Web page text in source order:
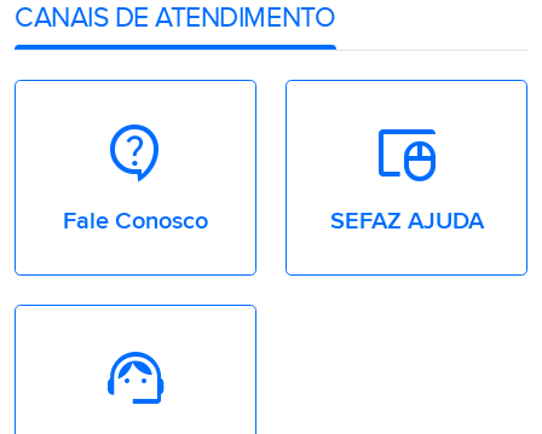
CANAIS DE ATENDIMENTO
Contact_support
Fale Conosco
Touchpad_Mouse
SEFAZ AJUDA
Support_Agent